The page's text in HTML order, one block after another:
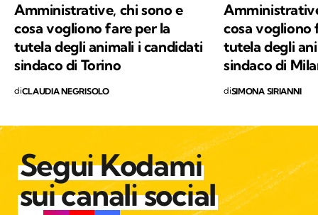
Amministrative, chi sono e
cosa vogliono fare per la
tutela degli animali i candidati
sindaco di Torino
diCLAUDIA NEGRISOLO
cosa vogliono
tutela degli
sindaco di
diSIMONA SIRIANNI
Segui Kodami
sui canali social